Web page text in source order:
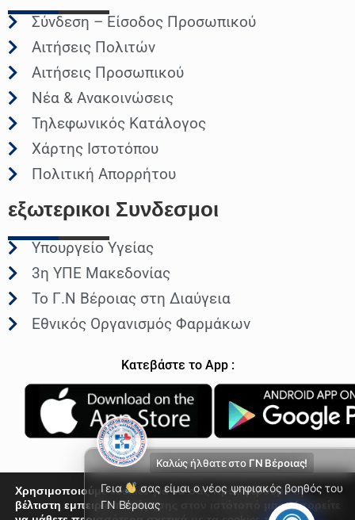
Σύνδεση – Είσοδος Προσωπικού
Αιτήσεις Πολιτών
Αιτήσεις Προσωπικού
Νέα & Ανακοινώσεις
Τηλεφωνικός Κατάλογος
Χάρτης Ιστοτόπου
Πολιτική Απορρήτου
εξωτερικοι Συνδεσμοι
Υπουργείο Υγείας
3η ΥΠΕ Μακεδονίας
Το Γ.Ν Βέροιας στη Διαύγεια
Εθνικός Οργανισμός Φαρμάκων
Κατεβάστε το App :
Καλώς ήλθατε στο ΓΝ Βέροιας!
Γεια
σας είμαι ο νέος ψηφιακός βοηθός του
ΓΝ Βέροιας
Χρησιμοποιούμε cookies για να σας προσφέρουμε τη
βέλτιστη εμπειρία πλοήγησης στον ιστότοπό μας. Μπορείτε